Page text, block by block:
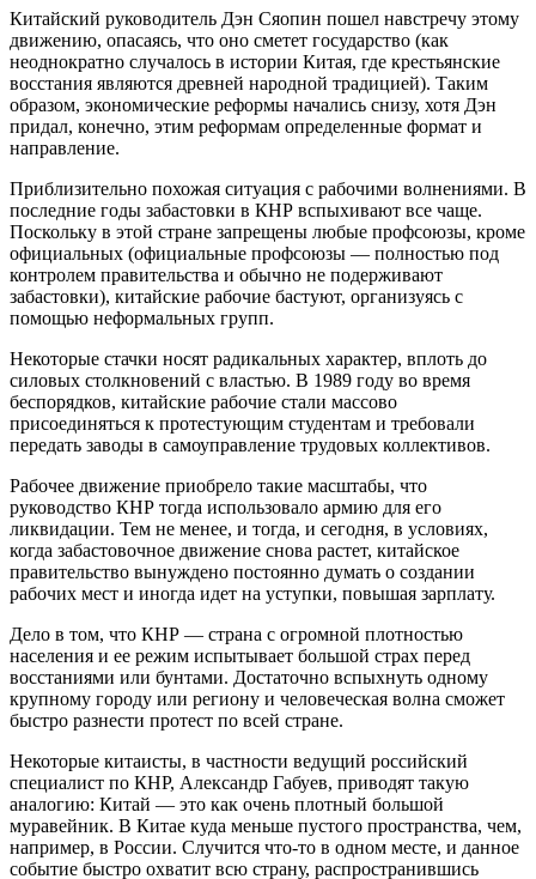
Китайский руководитель Дэн Сяопин пошел навстречу этому
движению, опасаясь, что оно сметет государство (как
неоднократно случалось в истории Китая, где крестьянские
восстания являются древней народной традицией). Таким
образом, экономические реформы начались снизу, хотя Дэн
придал, конечно, этим реформам определенные формат и
направление.
Приблизительно похожая ситуация с рабочими волнениями. В
последние годы забастовки в КНР вспыхивают вcе чаще.
Поскольку в этой стране запрещены любые профсоюзы, кроме
официальных (официальные профсоюзы — полностью под
контролем правительства и обычно не подерживают
забастовки), китайские рабочие бастуют, организуясь с
помощью неформальных групп.
Некоторые стачки носят радикальных характер, вплоть до
силовых столкновений с властью. В 1989 году во время
беспорядков, китайские рабочие стали массово
присоединяться к протестующим студентам и требовали
передать заводы в самоуправление трудовых коллективов.
Рабочее движение приобрело такие масштабы, что
руководство КНР тогда использовало армию для его
ликвидации. Тем не менее, и тогда, и сегодня, в условиях,
когда забастовочное движение снова растет, китайское
правительство вынуждено постоянно думать о создании
рабочих мест и иногда идет на уступки, повышая зарплату.
Дело в том, что КНР — страна с огромной плотностью
населения и ее режим испытывает большой страх перед
восстаниями или бунтами. Достаточно вспыхнуть одному
крупному городу или региону и человеческая волна сможет
быстро разнести протест по всей стране.
Некоторые китаисты, в частности ведущий российский
специалист по КНР, Александр Габуев, приводят такую
аналогию: Китай — это как очень плотный большой
муравейник. В Китае куда меньше пустого пространства, чем,
например, в России. Случится что-то в одном месте, и данное
событие быстро охватит всю страну, распространившись